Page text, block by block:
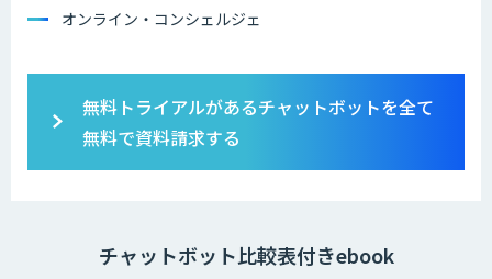
オンライン・コンシェルジェ
無料トライアルがあるチャットボットを全て
無料で資料請求する
チャットボット比較表付きebook